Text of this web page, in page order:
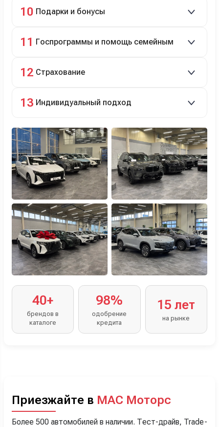
10 Подарки и бонусы
программе лояльности.
11 Госпрограммы и помощь семейным
12 Страхование
бонусами для клиентов.
13 Индивидуальный подход
оформлением.
40+
брендов в
каталоге
98%
одобрение
кредита
15 лет
на рынке
Приезжайте в МАС Моторс
Более 500 автомобилей в наличии. Тест-драйв, Trade-